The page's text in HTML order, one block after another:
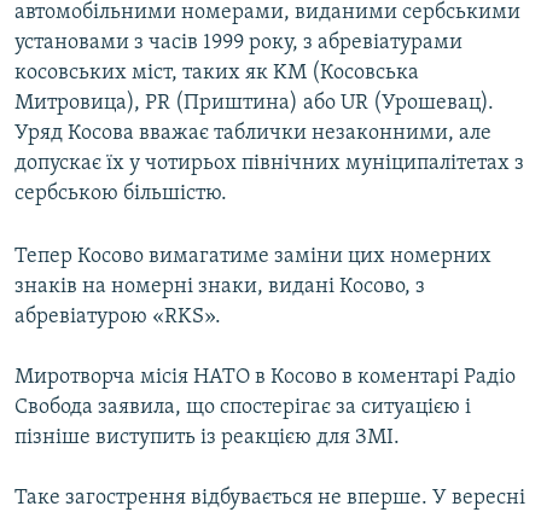
автомобільними номерами, виданими сербськими
установами з часів 1999 року, з абревіатурами
косовських міст, таких як KM (Косовська
Митровица), PR (Приштина) або UR (Урошевац).
Уряд Косова вважає таблички незаконними, але
допускає їх у чотирьох північних муніципалітетах з
сербською більшістю.
Тепер Косово вимагатиме заміни цих номерних
знаків на номерні знаки, видані Косово, з
абревіатурою «RKS».
Миротворча місія НАТО в Косово в коментарі Радіо
Свобода заявила, що спостерігає за ситуацією і
пізніше виступить із реакцією для ЗМІ.
Таке загострення відбувається не вперше. У вересні